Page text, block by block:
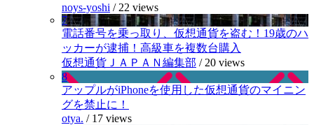
noys-yoshi / 22 views
7
電話番号を乗っ取り、仮想通貨を盗む！19歳のハ
ッカーが逮捕！高級車を複数台購入
仮想通貨ＪＡＰＡＮ編集部 / 20 views
8
アップルがiPhoneを使用した仮想通貨のマイニン
グを禁止に！
otya. / 17 views